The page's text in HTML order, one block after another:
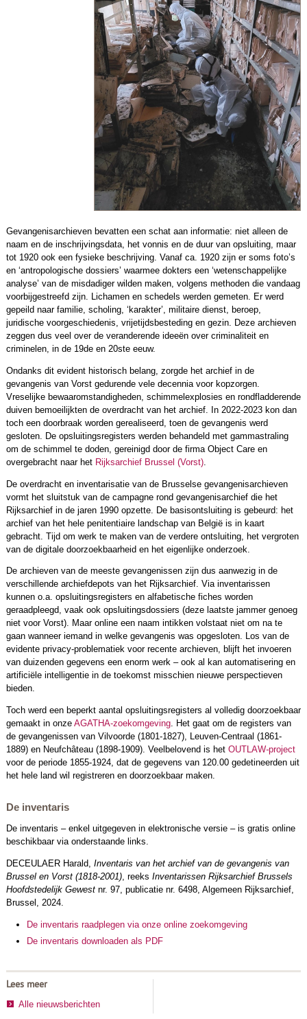
Gevangenisarchieven bevatten een schat aan informatie: niet alleen de
naam en de inschrijvingsdata, het vonnis en de duur van opsluiting, maar
tot 1920 ook een fysieke beschrijving. Vanaf ca. 1920 zijn er soms foto’s
en ‘antropologische dossiers’ waarmee dokters een ‘wetenschappelijke
analyse’ van de misdadiger wilden maken, volgens methoden die vandaag
voorbijgestreefd zijn. Lichamen en schedels werden gemeten. Er werd
gepeild naar familie, scholing, ‘karakter’, militaire dienst, beroep,
juridische voorgeschiedenis, vrijetijdsbesteding en gezin. Deze archieven
zeggen dus veel over de veranderende ideeën over criminaliteit en
criminelen, in de 19de en 20ste eeuw.
Ondanks dit evident historisch belang, zorgde het archief in de
gevangenis van Vorst gedurende vele decennia voor kopzorgen.
Vreselijke bewaaromstandigheden, schimmelexplosies en rondfladderende
duiven bemoeilijkten de overdracht van het archief. In 2022-2023 kon dan
toch een doorbraak worden gerealiseerd, toen de gevangenis werd
gesloten. De opsluitingsregisters werden behandeld met gammastraling
om de schimmel te doden, gereinigd door de firma Object Care en
overgebracht naar het Rijksarchief Brussel (Vorst).
De overdracht en inventarisatie van de Brusselse gevangenisarchieven
vormt het sluitstuk van de campagne rond gevangenisarchief die het
Rijksarchief in de jaren 1990 opzette. De basisontsluiting is gebeurd: het
archief van het hele penitentiaire landschap van België is in kaart
gebracht. Tijd om werk te maken van de verdere ontsluiting, het vergroten
van de digitale doorzoekbaarheid en het eigenlijke onderzoek.
De archieven van de meeste gevangenissen zijn dus aanwezig in de
verschillende archiefdepots van het Rijksarchief. Via inventarissen
kunnen o.a. opsluitingsregisters en alfabetische fiches worden
geraadpleegd, vaak ook opsluitingsdossiers (deze laatste jammer genoeg
niet voor Vorst). Maar online een naam intikken volstaat niet om na te
gaan wanneer iemand in welke gevangenis was opgesloten. Los van de
evidente privacy-problematiek voor recente archieven, blijft het invoeren
van duizenden gegevens een enorm werk – ook al kan automatisering en
artificiële intelligentie in de toekomst misschien nieuwe perspectieven
bieden.
Toch werd een beperkt aantal opsluitingsregisters al volledig doorzoekbaar
gemaakt in onze AGATHA-zoekomgeving. Het gaat om de registers van
de gevangenissen van Vilvoorde (1801-1827), Leuven-Centraal (1861-
1889) en Neufchâteau (1898-1909). Veelbelovend is het OUTLAW-project
voor de periode 1855-1924, dat de gegevens van 120.00 gedetineerden uit
het hele land wil registreren en doorzoekbaar maken.
De inventaris
De inventaris – enkel uitgegeven in elektronische versie – is gratis online
beschikbaar via onderstaande links.
DECEULAER Harald, Inventaris van het archief van de gevangenis van
Brussel en Vorst (1818-2001), reeks Inventarissen Rijksarchief Brussels
Hoofdstedelijk Gewestnr. 97, publicatie nr. 6498, Algemeen Rijksarchief,
Brussel, 2024.
De inventaris raadplegen via onze online zoekomgeving
De inventaris downloaden als PDF
Lees meer
Alle nieuwsberichten